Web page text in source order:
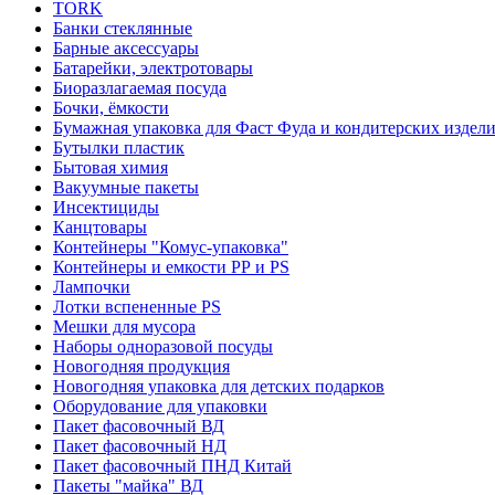
TORK
Банки стеклянные
Барные аксессуары
Батарейки, электротовары
Биоразлагаемая посуда
Бочки, ёмкости
Бумажная упаковка для Фаст Фуда и кондитерских
Бутылки пластик
Бытовая химия
Вакуумные пакеты
Инсектициды
Канцтовары
Контейнеры "Комус-упаковка"
Контейнеры и емкости РР и PS
Лампочки
Лотки вспененные PS
Мешки для мусора
Наборы одноразовой посуды
Новогодняя продукция
Новогодняя упаковка для детских подарков
Оборудование для упаковки
Пакет фасовочный ВД
Пакет фасовочный НД
Пакет фасовочный ПНД Китай
Пакеты "майка" ВД